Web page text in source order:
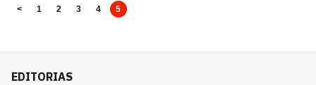
< 1 2 3 4 5
EDITORIAS